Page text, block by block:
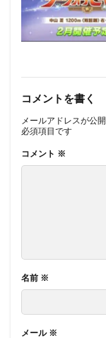
コメントを書く
メールアドレスが公
必須項目です
コメント ※
名前 ※
メール ※